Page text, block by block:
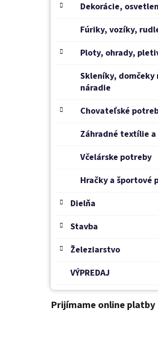
Dekorácie,
Fúriky, vozíky,
Ploty, ohrady,
Skleníky, domčeky
náradie
Chovateľské
Záhradné textílie
Včelárske potreby
Hračky a športové
Dielňa
Stavba
Železiarstvo
VÝPREDAJ
Prijímame online platby